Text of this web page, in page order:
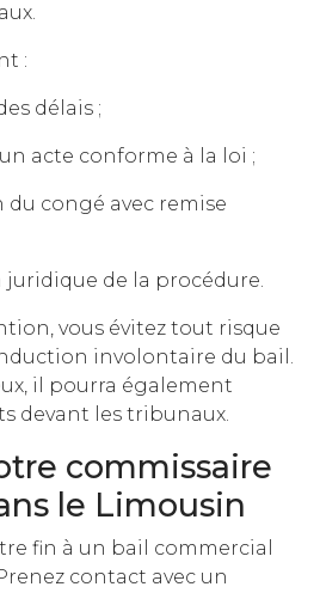
:
délais ;
acte conforme à la loi ;
du congé avec remise
juridique de la procédure.
vous évitez tout risque
involontaire du bail.
il pourra également
devant les tribunaux.
commissaire
le Limousin
fin à un bail commercial
contact avec un